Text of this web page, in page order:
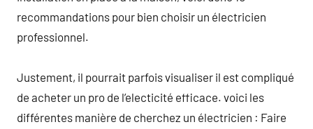
recommandations pour bien choisir un électricien
professionnel.
Justement, il pourrait parfois visualiser il est compliqué
de acheter un pro de l’electicité efficace. voici les
différentes manière de cherchez un électricien : Faire